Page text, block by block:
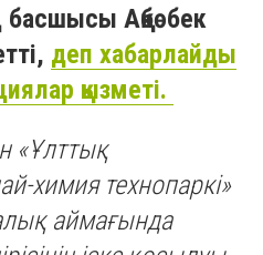
басшысы Ақбөбек
деп хабарлайды
қызметі.
«Ұлттық
химия технопаркі»
аймағында